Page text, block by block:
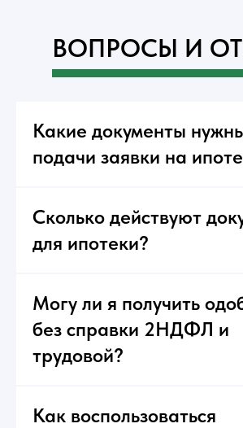
ВОПРОСЫ И
Какие документы
подачи заявки на
Сколько действуют
для ипотеки?
Могу ли я получить
без справки 2НДФЛ и
трудовой?
Как воспользоваться